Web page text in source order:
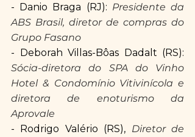
- Danio Braga (RJ): Presidente da
ABS Brasil, diretor de compras do
Grupo Fasano
Sócia-diretora do SPA do Vinho
Hotel & Condomínio Vitivinícola e
diretora de enoturismo da
Aprovale
- Rodrigo Valério (RS), Diretor de